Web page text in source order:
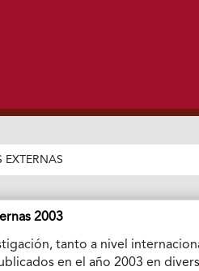
EXTERNAS
2003
tanto a nivel
en el año 2003 en